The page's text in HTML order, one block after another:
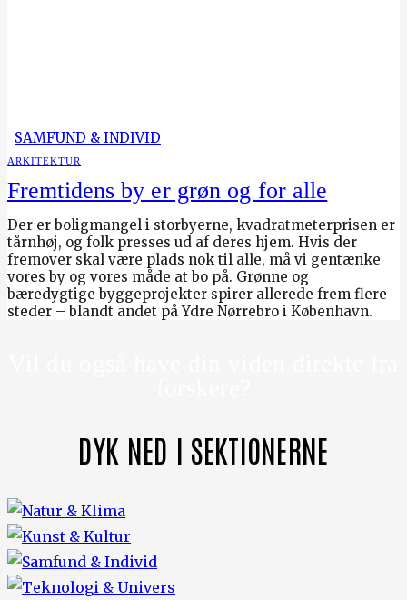
SAMFUND & INDIVID
ARKITEKTUR
Fremtidens by er grøn og for alle
Der er boligmangel i storbyerne, kvadratmeterprisen er
tårnhøj, og folk presses ud af deres hjem. Hvis der
fremover skal være plads nok til alle, må vi gentænke
vores by og vores måde at bo på. Grønne og
bæredygtige byggeprojekter spirer allerede frem flere
steder – blandt andet på Ydre Nørrebro i København.
DYK NED I SEKTIONERNE